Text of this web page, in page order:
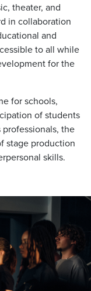
theater, and
in collaboration
and
to all while
for the
for schools,
of students
the
stage production
skills.